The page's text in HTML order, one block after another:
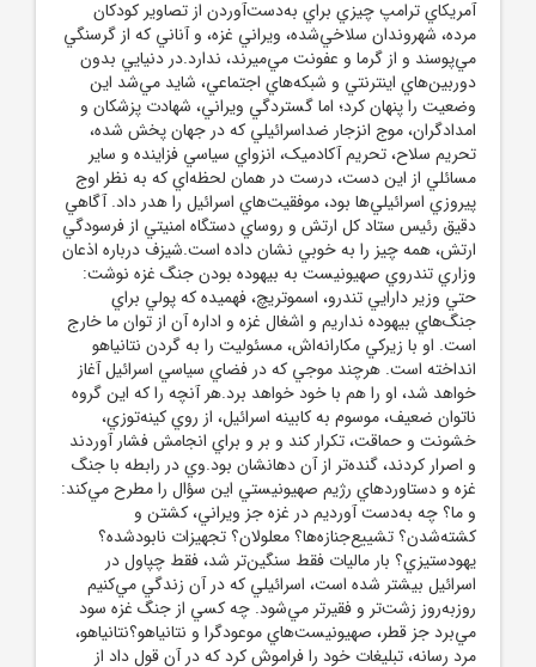
آمريکاي ترامپ چيزي براي به‌دست‌آوردن از تصاوير کودکان
مرده، شهروندان سلاخي‌شده، ويراني غزه، و آناني که از گرسنگي
مي‌پوسند و از گرما و عفونت مي‌ميرند، ندارد.در دنيايي بدون
دوربين‌هاي اينترنتي و شبکه‌هاي اجتماعي، شايد مي‌شد اين
وضعيت را پنهان کرد؛ اما گستردگي ويراني، شهادت پزشکان و
امدادگران، موج انزجار ضداسرائيلي که در جهان پخش شده،
تحريم سلاح، تحريم آکادميک، انزواي سياسي فزاينده و ساير
مسائلي از اين دست، درست در همان لحظه‌اي که به نظر اوج
پيروزي اسرائيلي‌ها بود، موفقيت‌هاي اسرائيل را هدر داد. آگاهي
دقيق رئيس ستاد کل ارتش و روساي دستگاه امنيتي از فرسودگي
ارتش، همه چيز را به خوبي نشان داده است.شيزف درباره اذعان
وزاري تندروي صهيونيست به بيهوده بودن جنگ غزه نوشت:
حتي وزير دارايي تندرو، اسموتريچ، فهميده که پولي براي
جنگ‌هاي بيهوده نداريم و اشغال غزه و اداره آن از توان ما خارج
است. او با زيرکي مکارانه‌اش، مسئوليت را به گردن نتانياهو
انداخته است. هرچند موجي که در فضاي سياسي اسرائيل آغاز
خواهد شد، او را هم با خود خواهد برد.هر آنچه را که اين گروه
ناتوان ضعيف، موسوم به کابينه اسرائيل، از روي کينه‌توزي،
خشونت و حماقت، تکرار کند و بر و براي انجامش فشار آوردند
و اصرار کردند، گنده‌تر از آن دهانشان بود.وي در رابطه با جنگ
غزه و دستاوردهاي رژيم صهيونيستي اين سؤال را مطرح مي‌کند:
و ما؟ چه به‌دست آورديم در غزه جز ويراني، کشتن و
کشته‌شدن؟ تشييع‌جنازه‌ها؟ معلولان؟ تجهيزات نابودشده؟
يهودستيزي؟ بار ماليات فقط سنگين‌تر شد، فقط چپاول در
اسرائيل بيشتر شده است، اسرائيلي که در آن زندگي مي‌کنيم
روزبه‌روز زشت‌تر و فقيرتر مي‌شود. چه کسي از جنگ غزه سود
مي‌برد جز قطر، صهيونيست‌هاي موعودگرا و نتانياهو؟نتانياهو،
مرد رسانه، تبليغات خود را فراموش کرد که در آن قول داد از